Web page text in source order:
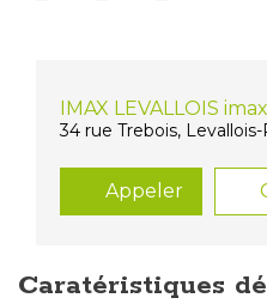
IMAX LEVALLOIS
34 rue Trebois,
Appeler
Caratéristiques